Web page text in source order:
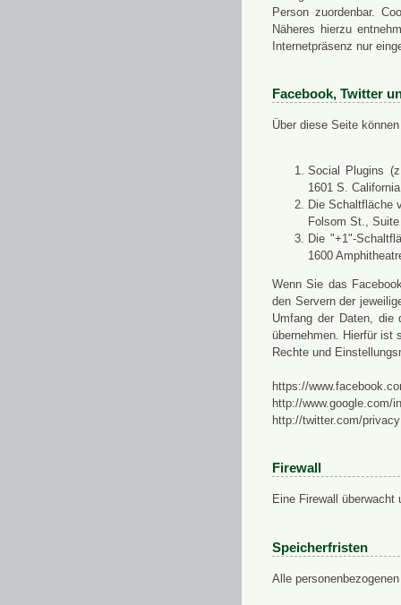
Person zuordenbar.
Näheres hierzu
Internetpräsenz nur
Facebook, Twitter
Über diese Seite
Social Plugins
1601 S.
Die Schaltfläche
Folsom St.,
Die "+1"-
1600
Wenn Sie das
den Servern der
Umfang der Daten, die
übernehmen. Hierfür ist
Rechte und
https://
http://www.google.com/
http://twitter.com/privacy
Firewall
Eine Firewall
Speicherfristen
Alle